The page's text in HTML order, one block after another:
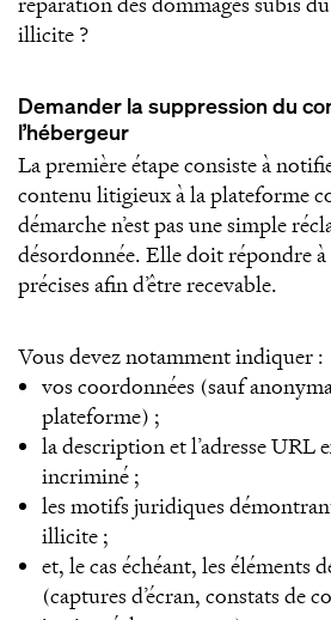
illicite ?
Demander la suppression du
l’hébergeur
La première étape consiste à
contenu litigieux à la plateforme
démarche n’est pas une simple
désordonnée. Elle doit répondre à
précises afin d’être recevable.
Vous devez notamment indiquer :
vos coordonnées (sauf
plateforme) ;
la description et l’adresse URL
incriminé ;
les motifs juridiques
illicite ;
et, le cas échéant, les éléments
(captures d’écran, constats de